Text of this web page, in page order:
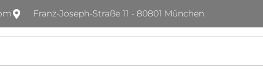
Franz-Joseph-Straße 11 - 80801 München